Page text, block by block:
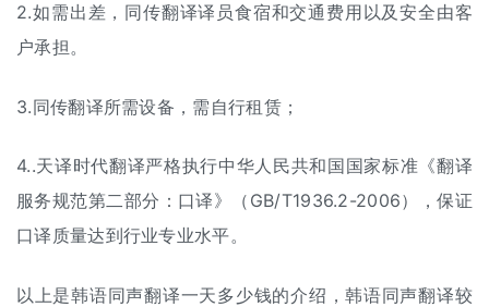
2.如需出差，同传翻译译员食宿和交通费用以及安全由客
户承担。
3.同传翻译所需设备，需自行租赁；
4..天译时代翻译严格执行中华人民共和国国家标准《翻译
服务规范第二部分：口译》（GB/T1936.2-2006），保证
口译质量达到行业专业水平。
以上是韩语同声翻译一天多少钱的介绍，韩语同声翻译较